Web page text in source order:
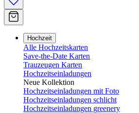
Hochzeit
Alle Hochzeitskarten
Save-the-Date Karten
Trauzeugen Karten
Hochzeitseinladungen
Neue Kollektion
Hochzeitseinladungen mit Foto
Hochzeitseinladungen schlicht
Hochzeitseinladungen greenery